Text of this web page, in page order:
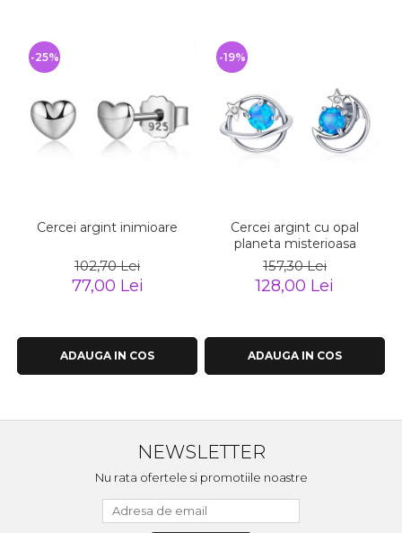
Cercei argint inimioare
102,70 Lei
77,00 Lei
-25%
ADAUGA IN COS
Cercei argint cu opal
planeta misterioasa
157,30 Lei
128,00 Lei
-19%
ADAUGA IN COS
NEWSLETTER
Nu rata ofertele si promotiile noastre